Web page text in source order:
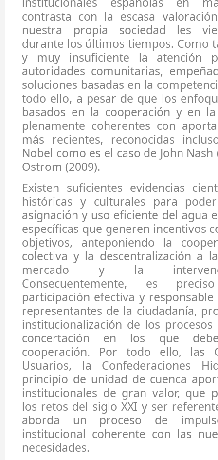
contrasta con la escasa
nuestra propia sociedad les
durante los últimos tiempos. Como
y muy insuficiente la atención
autoridades comunitarias,
soluciones basadas en la
todo ello, a pesar de que los
basados en la cooperación y en
plenamente coherentes con
más recientes, reconocidas
Nobel como es el caso de John
Ostrom (2009).
Existen suficientes evidencias
históricas y culturales para
asignación y uso eficiente del agua
específicas que generen incentivos
objetivos, anteponiendo la
colectiva y la descentralización a
mercado y la
Consecuentemente, es
participación efectiva y
representantes de la ciudadanía,
institucionalización de los
concertación en los que
cooperación. Por todo ello, las
Usuarios, la Confederaciones
principio de unidad de cuenca
institucionales de gran valor, que
los retos del siglo XXI y ser
aborda un proceso de
institucional coherente con las
necesidades.